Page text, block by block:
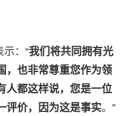
：“我们将共同拥有光
，也非常尊重您作为领
人都这样说，您是一位
评价，因为这是事实。”